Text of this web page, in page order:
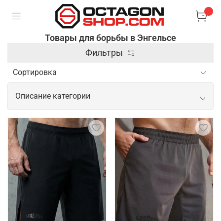
Товары для борьбы в Энгельсе
Фильтры
Описание категории
Профессиональные товары для
борьбы
В борьбе основным элементом экипировки
являются борцовки. Это легкая и прочная обувь,
обеспечивающая хорошее сцепление с покрытием
и поддержку стопы. Также важна спортивная
форма, которая плотно облегает тело и не мешает
движениям. Для защиты спортсменов